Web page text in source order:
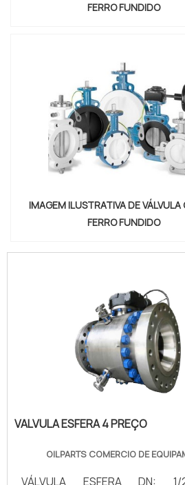
FERRO FUNDIDO
IMAGEM ILUSTRATIVA DE VÁLVULA
FERRO FUNDIDO
VALVULA ESFERA 4 PREÇO
OILPARTS COMERCIO DE
VÁLVULA ESFERA